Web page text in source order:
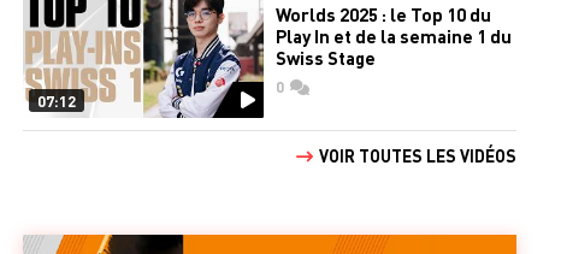
07:12
Worlds 2025 : le Top 10 du
Play In et de la semaine 1 du
Swiss Stage
0commentaires
VOIR TOUTES LES VIDÉOS